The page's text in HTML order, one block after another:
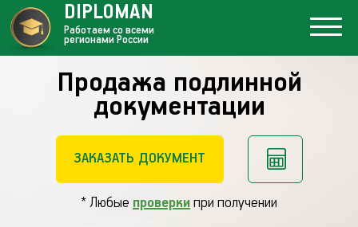
Продажа подлинной
документации
ЗАКАЗАТЬ ДОКУМЕНТ
* Любые проверки при получении
DIPLOMAN
Работаем со всеми
регионами России